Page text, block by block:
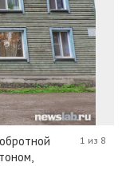
1 из 8